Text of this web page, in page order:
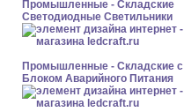
Промышленные - Складские
Светодиодные Светильники
Промышленные - Складские с
Блоком Аварийного Питания